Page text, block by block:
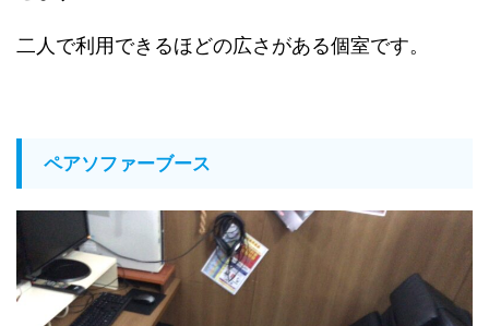
二人で利用できるほどの広さがある個室です。
ペアソファーブース